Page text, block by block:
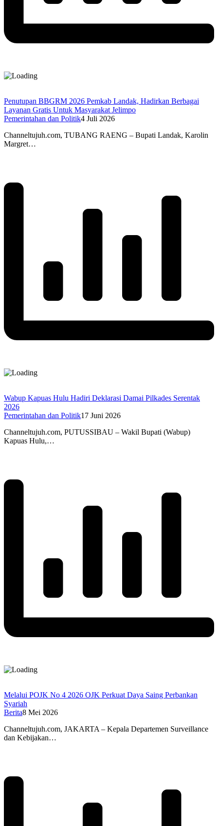
Penutupan BBGRM 2026 Pemkab Landak, Hadirkan Berbagai
Layanan Gratis Untuk Masyarakat Jelimpo
Pemerintahan dan Politik4 Juli 2026
Channeltujuh.com, TUBANG RAENG – Bupati Landak, Karolin
Margret…
Wabup Kapuas Hulu Hadiri Deklarasi Damai Pilkades Serentak
2026
Pemerintahan dan Politik17 Juni 2026
Channeltujuh.com, PUTUSSIBAU – Wakil Bupati (Wabup)
Kapuas Hulu,…
Melalui POJK No 4 2026 OJK Perkuat Daya Saing Perbankan
Syariah
Berita8 Mei 2026
Channeltujuh.com, JAKARTA – Kepala Departemen Surveillance
dan Kebijakan…